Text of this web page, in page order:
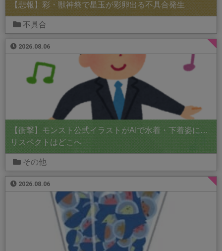
【悲報】彩・獣神祭で星玉が彩卵出る不具合発生
不具合
2026.08.06
【衝撃】モンスト公式イラストがAIで水着・下着姿に…
リスペクトはどこへ
その他
2026.08.06